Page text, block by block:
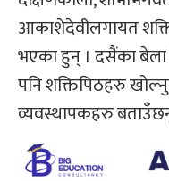
आकाशेदेवीलगायत
भएका हुन् । दसैंका
पनि शक्तिपिठहरु
व्यवस्थापकहरु